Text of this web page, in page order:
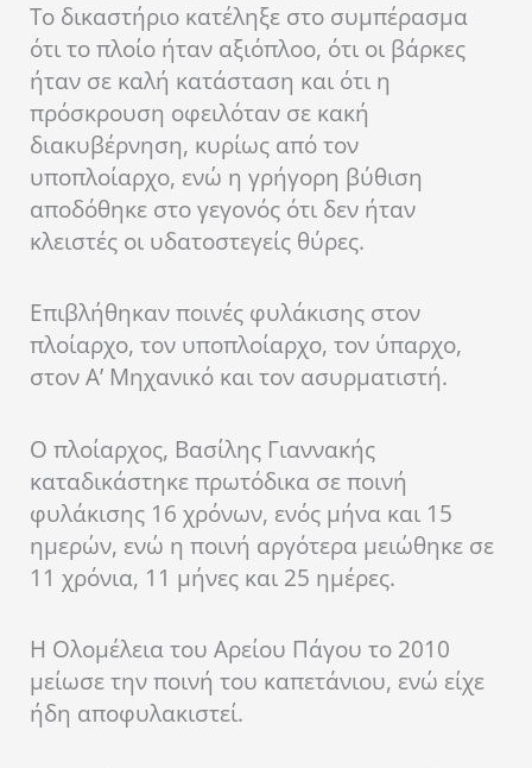
Το δικαστήριο κατέληξε στο συμπέρασμα
ότι το πλοίο ήταν αξιόπλοο, ότι οι βάρκες
ήταν σε καλή κατάσταση και ότι η
πρόσκρουση οφειλόταν σε κακή
διακυβέρνηση, κυρίως από τον
υποπλοίαρχο, ενώ η γρήγορη βύθιση
αποδόθηκε στο γεγονός ότι δεν ήταν
κλειστές οι υδατοστεγείς θύρες.
Επιβλήθηκαν ποινές φυλάκισης στον
πλοίαρχο, τον υποπλοίαρχο, τον ύπαρχο,
στον Α’ Μηχανικό και τον ασυρματιστή.
Ο πλοίαρχος, Βασίλης Γιαννακής
καταδικάστηκε πρωτόδικα σε ποινή
φυλάκισης 16 χρόνων, ενός μήνα και 15
ημερών, ενώ η ποινή αργότερα μειώθηκε σε
11 χρόνια, 11 μήνες και 25 ημέρες.
Η Ολομέλεια του Αρείου Πάγου το 2010
μείωσε την ποινή του καπετάνιου, ενώ είχε
ήδη αποφυλακιστεί.